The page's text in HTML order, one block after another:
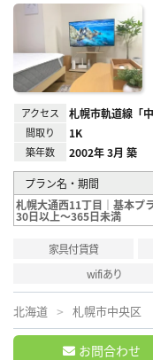
アクセス 札幌市軌道線「
間取り 1K
築年数 2002年 3月 築
プラン名・期間
札幌大通西11丁目｜基本プ
30日以上～365日未満
家具付賃貸
wifiあり
北海道 札幌市中央区
お問合わせ